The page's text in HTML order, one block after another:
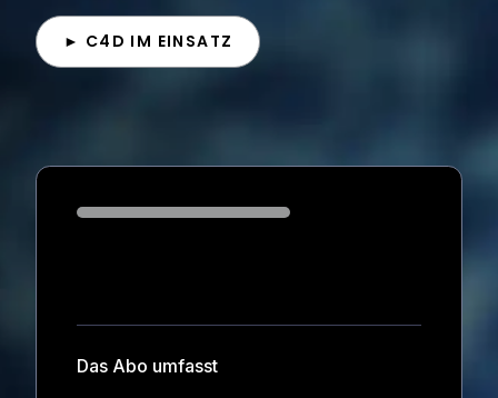
► C4D IM EINSATZ
Loading...
Das Abo umfasst